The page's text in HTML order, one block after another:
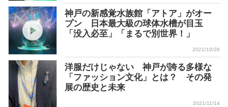
神戸の新感覚水族館「アトア」がオー
プン 日本最大級の球体水槽が目玉
「没入必至」「まるで別世界！」
2021/10/28
洋服だけじゃない 神戸が誇る多様な
「ファッション文化」とは？ その発
展の歴史と未来
2021/11/14